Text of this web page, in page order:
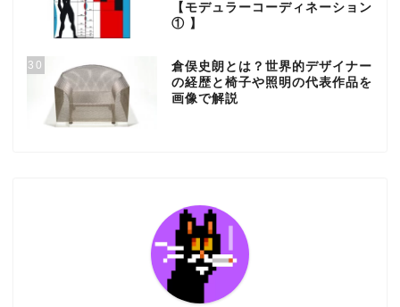
【モデュラーコーディネーション
① 】
30
倉俣史朗とは？世界的デザイナー
の経歴と椅子や照明の代表作品を
画像で解説